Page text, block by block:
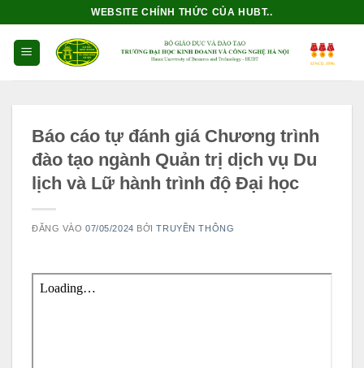
dung
WEBSITE CHÍNH THỨC CỦA HUBT..
Báo cáo tự đánh giá Chương trình
đào tạo ngành Quản trị dịch vụ Du
lịch và Lữ hành trình độ Đại học
ĐĂNG VÀO07/05/2024 BỞITRUYỀN THÔNG